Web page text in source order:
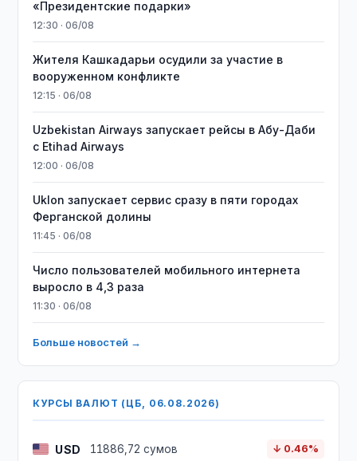
«Президентские подарки»
12:30 · 06/08
Жителя Кашкадарьи осудили за участие в
вооруженном конфликте
12:15 · 06/08
Uzbekistan Airways запускает рейсы в Абу-Даби
с Etihad Airways
12:00 · 06/08
Uklon запускает сервис сразу в пяти городах
Ферганской долины
11:45 · 06/08
Число пользователей мобильного интернета
выросло в 4,3 раза
11:30 · 06/08
Больше новостей →
КУРСЫ ВАЛЮТ (ЦБ, 06.08.2026)
USD 11886,72 сумов ↓ 0.46%